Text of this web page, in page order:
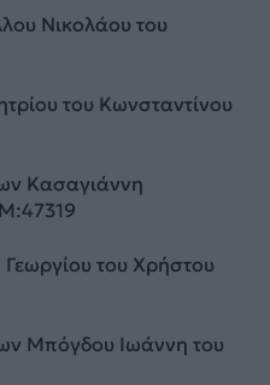
Νικολάου του
του Κωνσταντίνου
Κασαγιάννη
του Χρήστου
Μπόγδου Ιωάννη του